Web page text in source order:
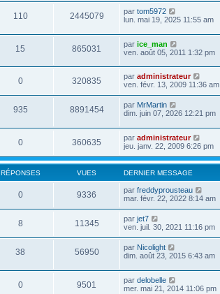
110 2445079 par tom5972
lun. mai 19, 2025 11:55 am
15 865031 par ice_man
ven. août 05, 2011 1:32 pm
0 320835 par administrateur
ven. févr. 13, 2009 11:36 am
935 8891454 par MrMartin
dim. juin 07, 2026 12:21 pm
0 360635 par administrateur
jeu. janv. 22, 2009 6:26 pm
RÉPONSES VUES DERNIER MESSAGE
0 9336 par freddyprousteau
mar. févr. 22, 2022 8:14 am
8 11345 par jet7
ven. juil. 30, 2021 11:16 pm
38 56950 par Nicolight
dim. août 23, 2015 6:43 am
0 9501 par delobelle
mer. mai 21, 2014 11:06 pm